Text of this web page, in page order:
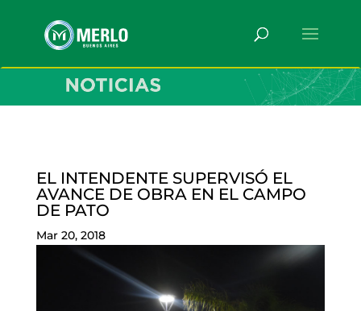
EL INTENDENTE SUPERVISÓ EL
AVANCE DE OBRA EN EL CAMPO
DE PATO
Mar 20, 2018